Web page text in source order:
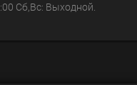
Сб,Вс: Выходной.